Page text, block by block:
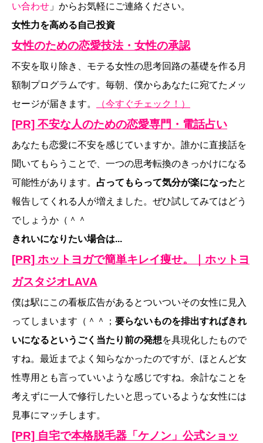
い合わせ 」からお気軽にご連絡ください。
女性力を高める自己投資
女性のための恋愛技法・女性の承認
不安を取り除き、モテる女性の思考回路の基礎を作る月
額制プログラムです。毎朝、僕からあなたに宛てたメッ
セージが届きます。
（今すぐチェック！）
[PR] 不安な人のための恋愛専門・電話占い
あなたも恋愛に不安を感じていますか。誰かに直接話を
聞いてもらうことで、一つの思考転換のきっかけになる
可能性があります。 占ってもらって気分が楽になったと
報告してくれる人が増えました。ぜひ試してみてはどう
でしょうか（＾＾
きれいになりたい場合は...
[PR] ホットヨガで簡単キレイ痩せ。｜ホットヨ
ガスタジオLAVA
僕は駅にこの看板広告があるとついついその女性に見入
ってしまいます（＾＾； 要らないものを排出すればきれ
いになるというごく当たり前の発想を具現化したもので
すね。最近までよく知らなかったのですが、ほとんど女
性専用とも言っていいような感じですね。余計なことを
考えずに一人で修行したいと思っているような女性には
見事にマッチします。
[PR] 自宅で本格脱毛器「ケノン」公式ショッ